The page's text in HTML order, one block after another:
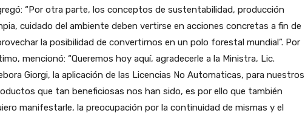
“Por otra parte, los conceptos de sustentabilidad, producción
cuidado del ambiente deben vertirse en acciones concretas a fin de
la posibilidad de convertirnos en un polo forestal mundial”. Por
mencionó: “Queremos hoy aquí, agradecerle a la Ministra, Lic.
Giorgi, la aplicación de las Licencias No Automaticas, para nuestros
que tan beneficiosas nos han sido, es por ello que también
manifestarle, la preocupación por la continuidad de mismas y el